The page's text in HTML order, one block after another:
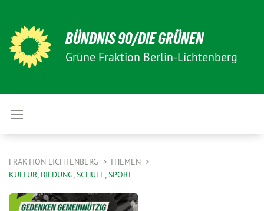
BÜNDNIS 90/DIE GRÜNEN
Grüne Fraktion Berlin-Lichtenberg
FRAKTION LICHTENBERG
THEMEN
KULTUR, BILDUNG, SCHULE, SPORT